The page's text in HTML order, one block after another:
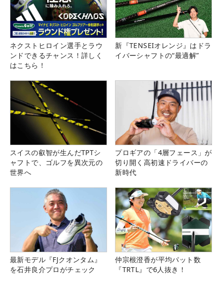
ネクストヒロイン選手とラウ
ンドできるチャンス！詳しく
はこちら！
新『TENSEIオレンジ』はドラ
イバーシャフトの“最適解”
スイスの叡智が生んだTPTシ
ャフトで、ゴルフを異次元の
世界へ
プロギアの「4層フェース」が
切り開く高初速ドライバーの
新時代
最新モデル『FJクオンタム』
を石井良介プロがチェック
仲宗根澄香が平均パット数
『TRTL』で6人抜き！